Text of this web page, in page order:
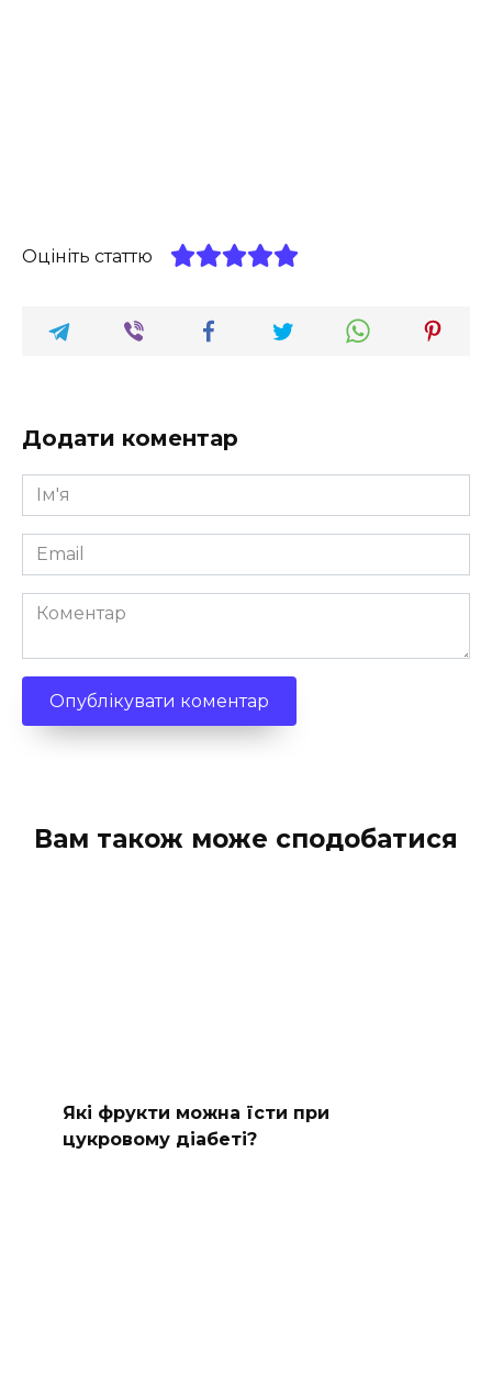
Оцініть статтю
Додати коментар
Ім'я
*
Email
*
Коментар
Вам також може сподобатися
Які фрукти можна їсти при
цукровому діабеті?